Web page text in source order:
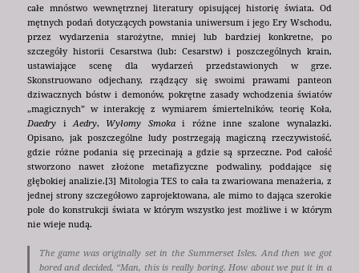
całe mnóstwo wewnętrznej literatury opisującej historię świata. Od
mętnych podań dotyczących powstania uniwersum i jego Ery Wschodu,
przez wydarzenia starożytne, mniej lub bardziej konkretne, po
szczegóły historii Cesarstwa (lub: Cesarstw) i poszczególnych krain,
ustawiające scenę dla wydarzeń przedstawionych w grze.
Skonstruowano odjechany, rządzący się swoimi prawami panteon
dziwacznych bóstw i demonów, pokrętne zasady wchodzenia światów
„magicznych” w interakcję z wymiarem śmiertelników, teorię Koła,
Daedry iAedry, Wyłomy Smokai różne inne szalone wynalazki.
Opisano, jak poszczególne ludy postrzegają magiczną rzeczywistość,
gdzie różne podania się przecinają a gdzie są sprzeczne. Pod całość
stworzono nawet złożone metafizyczne podwaliny, poddające się
głębokiej analizie.[3] Mitologia TES to cała ta zwariowana menażeria, z
jednej strony szczegółowo zaprojektowana, ale mimo to dająca szerokie
pole do konstrukcji świata w którym wszystko jest możliwe i w którym
nie wieje nudą.
The game was originally set in the Summerset Isles. And then we got
bored and decided, “Man, this is really boring. How about we put it in a